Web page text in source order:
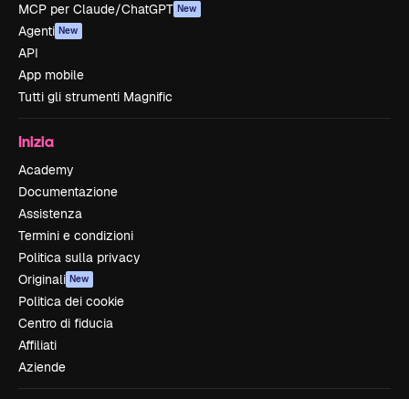
MCP per Claude/ChatGPT New
Agenti New
API
App mobile
Tutti gli strumenti Magnific
Inizia
Academy
Documentazione
Assistenza
Termini e condizioni
Politica sulla privacy
Originali New
Politica dei cookie
Centro di fiducia
Affiliati
Aziende